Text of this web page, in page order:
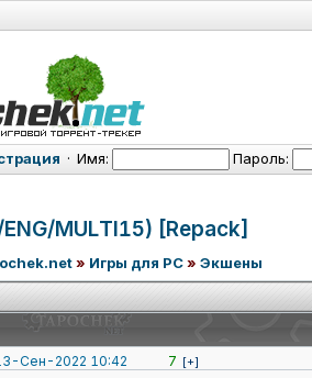
· Имя: Пароль:
MULTI15) [Repack]
» Игры для PC» Экшены
Сен-2022 10:42 7 [+]